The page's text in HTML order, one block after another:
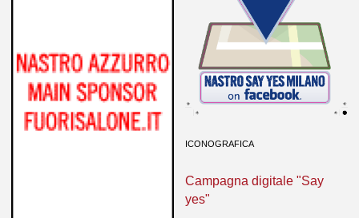
ICONOGRAFICA
Campagna digitale "Say
yes"